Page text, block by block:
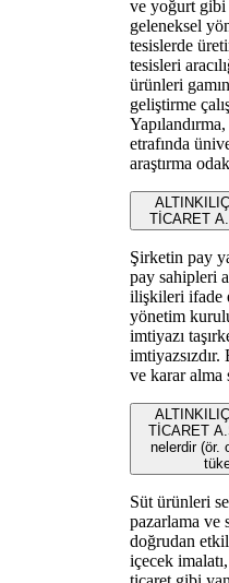
ve yoğurt gibi
geleneksel
tesislerde
tesisleri
ürünleri
geliştirme
etrafında
araştırma
TİCARET
Şirketin pay
pay sahipleri
ilişkileri ifade
yönetim
imtiyazı
ve karar alma
TİCARET
nelerdir (ör.
Süt ürünleri
pazarlama ve
doğrudan
içecek